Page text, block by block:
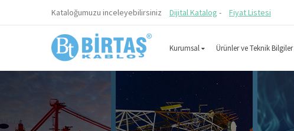
Kataloğumuzu inceleyebilirsiniz Dijital Katalog - Fiyat Listesi
Kurumsal Ürünler ve Teknik Bilgiler